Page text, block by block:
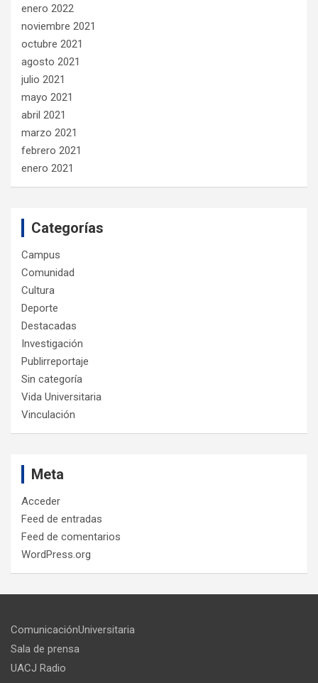
enero 2022
noviembre 2021
octubre 2021
agosto 2021
julio 2021
mayo 2021
abril 2021
marzo 2021
febrero 2021
enero 2021
Categorías
Campus
Comunidad
Cultura
Deporte
Destacadas
Investigación
Publirreportaje
Sin categoría
Vida Universitaria
Vinculación
Meta
Acceder
Feed de entradas
Feed de comentarios
WordPress.org
ComunicaciónUniversitaria
Sala de prensa
UACJ Radio